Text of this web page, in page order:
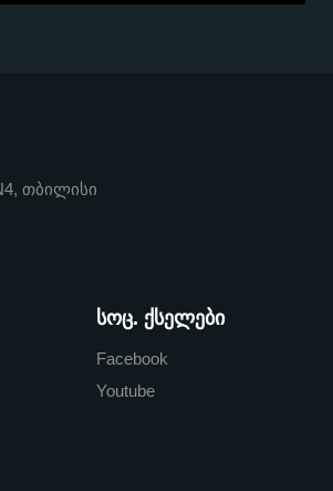
თბილისი
სოც. ქსელები
Facebook
Youtube